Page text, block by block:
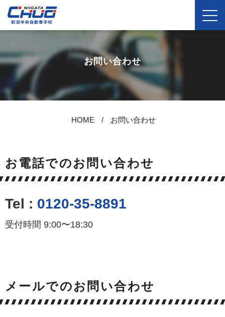
お問い合わせ
HOME お問い合わせ
お電話でのお問い合わせ
Tel : 0120-35-8891
受付時間 9:00〜18:30
メールでのお問い合わせ